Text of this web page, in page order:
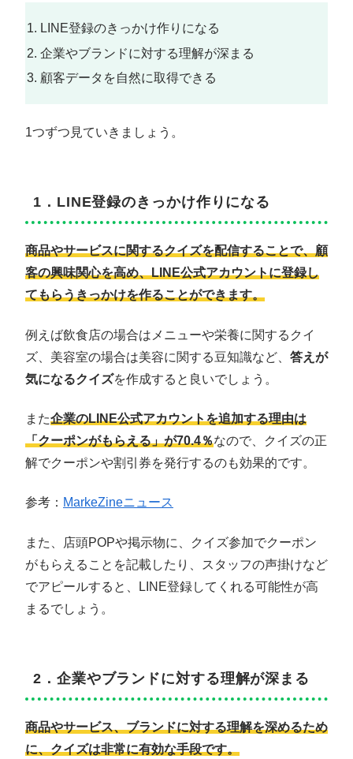
LINE登録のきっかけ作りになる
企業やブランドに対する理解が深まる
顧客データを自然に取得できる
1つずつ見ていきましょう。
1．LINE登録のきっかけ作りになる
商品やサービスに関するクイズを配信することで、顧
客の興味関心を高め、LINE公式アカウントに登録し
てもらうきっかけを作ることができます。
例えば飲食店の場合はメニューや栄養に関するクイ
ズ、美容室の場合は美容に関する豆知識など、 答えが
気になるクイズを作成すると良いでしょう。
また企業のLINE公式アカウントを追加する理由は
「クーポンがもらえる」が70.4％なので、クイズの正
解でクーポンや割引券を発行するのも効果的です。
参考： MarkeZineニュース
また、店頭POPや掲示物に、クイズ参加でクーポン
がもらえることを記載したり、スタッフの声掛けなど
でアピールすると、LINE登録してくれる可能性が高
まるでしょう。
2．企業やブランドに対する理解が深まる
商品やサービス、ブランドに対する理解を深めるため
に、クイズは非常に有効な手段です。